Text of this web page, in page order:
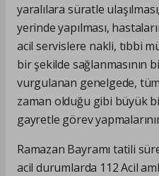
yaralılara süratle
yerinde yapılması,
acil servislere nakli, tıbbi
bir şekilde sağlanmasının
vurgulanan genelgede, tüm
zaman olduğu gibi büyük
gayretle görev
Ramazan Bayramı tatili
acil durumlarda 112 Acil